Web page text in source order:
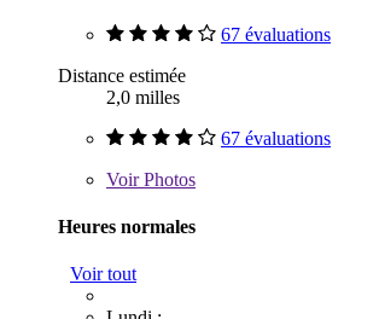
67 évaluations
Distance estimée
2,0 milles
67 évaluations
VoirPhotos
Heures normales
Voir tout